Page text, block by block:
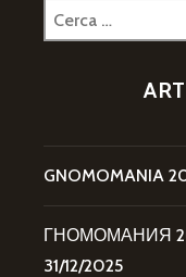
Ricerca
per:
GNOMOMANIA
ГНОМОМАНИЯ
31/12/2025